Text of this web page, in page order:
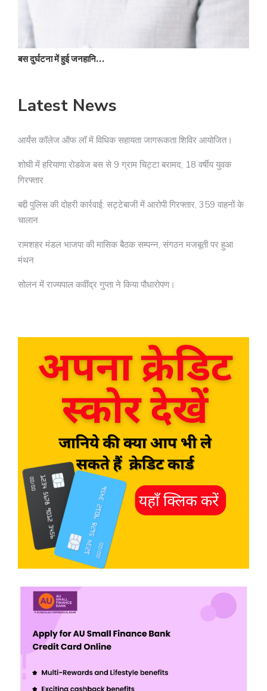
बस दुर्घटना में हुई जनहानि…
Latest News
आर्यंस कॉलेज ऑफ लॉ में विधिक सहायता जागरूकता शिविर आयोजित।
शोघी में हरियाणा रोडवेज बस से 9 ग्राम चिट्टा बरामद, 18 वर्षीय युवक
गिरफ्तार
बद्दी पुलिस की दोहरी कार्रवाई: सट्टेबाजी में आरोपी गिरफ्तार, 359 वाहनों के
चालान
रामशहर मंडल भाजपा की मासिक बैठक सम्पन्न, संगठन मजबूती पर हुआ
मंथन
सोलन में राज्यपाल कवींद्र गुप्ता ने किया पौधारोपण।